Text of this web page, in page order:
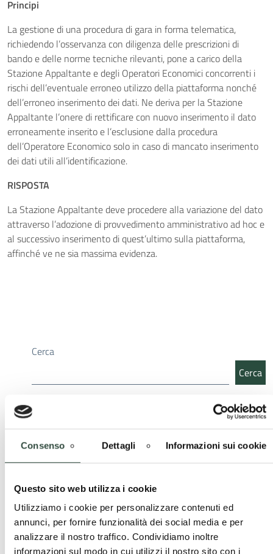
Consenso Dettagli Informazioni sui cookie
Questo sito web utilizza i cookie
Utilizziamo i cookie per personalizzare contenuti ed
annunci, per fornire funzionalità dei social media e per
analizzare il nostro traffico. Condividiamo inoltre
informazioni sul modo in cui utilizzi il nostro sito con i
Principi
La gestione di una procedura di gara in forma telematica,
richiedendo l’osservanza con diligenza delle prescrizioni di
bando e delle norme tecniche rilevanti, pone a carico della
Stazione Appaltante e degli Operatori Economici concorrenti i
rischi dell’eventuale erroneo utilizzo della piattaforma nonché
dell’erroneo inserimento dei dati. Ne deriva per la Stazione
Appaltante l’onere di rettificare con nuovo inserimento il dato
erroneamente inserito e l’esclusione dalla procedura
dell’Operatore Economico solo in caso di mancato inserimento
dei dati utili all’identificazione.
RISPOSTA
La Stazione Appaltante deve procedere alla variazione del dato
attraverso l’adozione di provvedimento amministrativo ad hoc e
al successivo inserimento di quest’ultimo sulla piattaforma,
affinché ve ne sia massima evidenza.
Cerca
Cerca
Ultime news
Ordini Professionali e Enti Locali – Pubblicato il
“Quaderno delle buone pratiche” della Provincia di
1 Dicembre 2025
A disposizione degli enti locali della Provincia di Pavia il
“Quaderno delle Buone Pratiche”, uno strumento pensato per
accompagnare amministratori, tecnici ...